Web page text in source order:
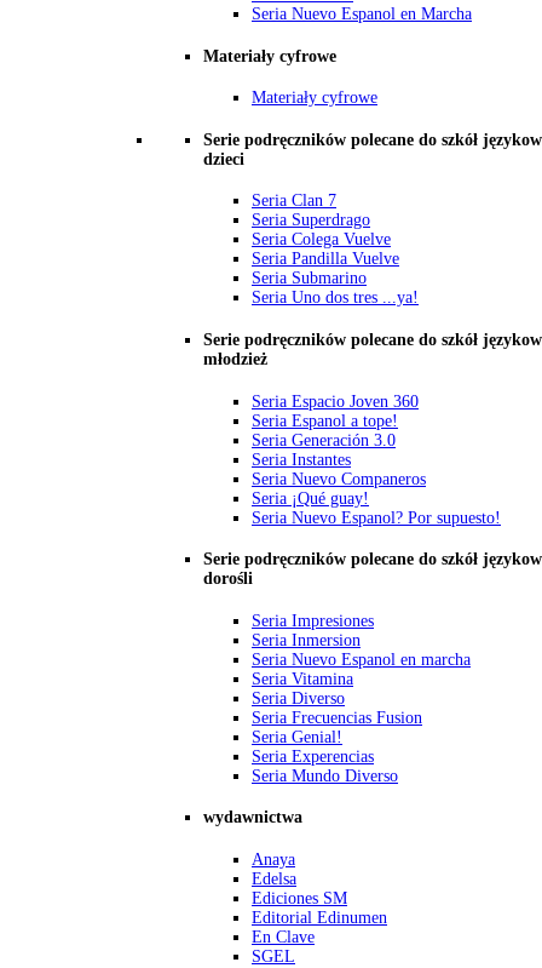
Seria Nuevo Espanol en Marcha
Materiały cyfrowe
Materiały cyfrowe
Serie podręczników polecane do szkół
dzieci
Seria Clan 7
Seria Superdrago
Seria Colega Vuelve
Seria Pandilla Vuelve
Seria Submarino
Seria Uno dos tres ...ya!
Serie podręczników polecane do szkół
młodzież
Seria Espacio Joven 360
Seria Espanol a tope!
Seria Generación 3.0
Seria Instantes
Seria Nuevo Companeros
Seria ¡Qué guay!
Seria Nuevo Espanol? Por supuesto!
Serie podręczników polecane do szkół
dorośli
Seria Impresiones
Seria Inmersion
Seria Nuevo Espanol en marcha
Seria Vitamina
Seria Diverso
Seria Frecuencias Fusion
Seria Genial!
Seria Experencias
Seria Mundo Diverso
wydawnictwa
Anaya
Edelsa
Ediciones SM
Editorial Edinumen
En Clave
SGEL